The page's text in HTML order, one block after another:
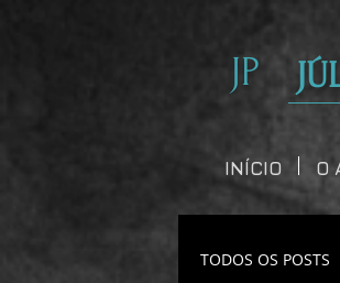
JP
INÍCIO O
TODOS OS POSTS